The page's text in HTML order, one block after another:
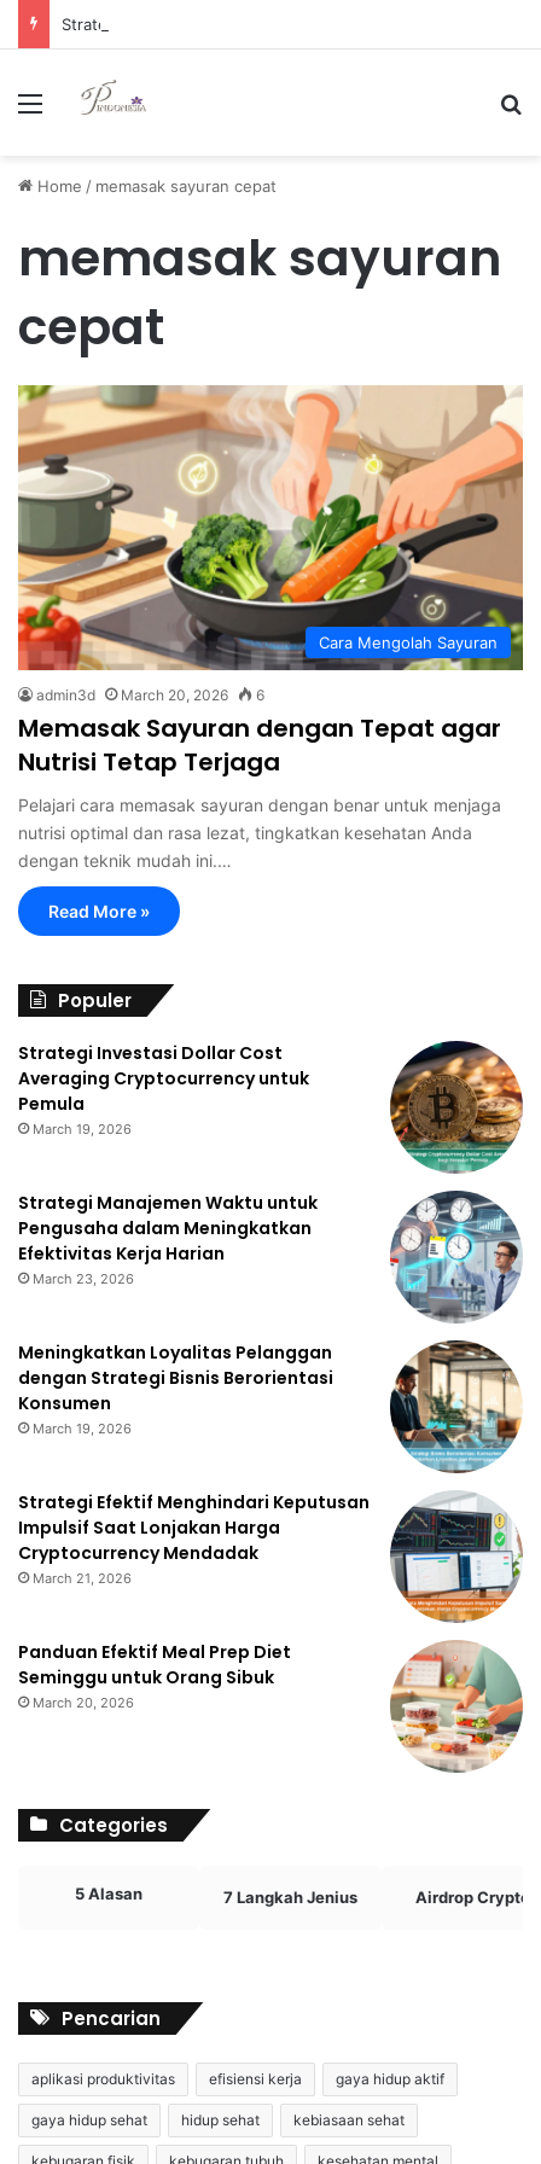
Menu
Home / memasak sayuran cepat
memasak sayuran
cepat
Cara Mengolah Sayuran
admin3d March 20, 2026 6
Memasak Sayuran dengan Tepat agar
Nutrisi Tetap Terjaga
Pelajari cara memasak sayuran dengan benar untuk menjaga
nutrisi optimal dan rasa lezat, tingkatkan kesehatan Anda
dengan teknik mudah ini.…
Read More »
Populer
Strategi Investasi Dollar Cost
Averaging Cryptocurrency untuk
Pemula
March 19, 2026
Strategi Manajemen Waktu untuk
Pengusaha dalam Meningkatkan
Efektivitas Kerja Harian
March 23, 2026
Meningkatkan Loyalitas Pelanggan
dengan Strategi Bisnis Berorientasi
Konsumen
March 19, 2026
Strategi Efektif Menghindari Keputusan
Impulsif Saat Lonjakan Harga
Cryptocurrency Mendadak
March 21, 2026
Panduan Efektif Meal Prep Diet
Seminggu untuk Orang Sibuk
March 20, 2026
Categories
5 Alasan 7 Langkah Jenius Airdrop Crypto
Pencarian
aplikasi produktivitas efisiensi kerja gaya hidup aktif
gaya hidup sehat hidup sehat kebiasaan sehat